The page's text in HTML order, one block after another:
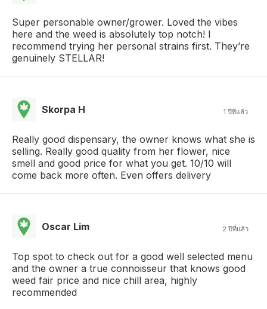
Super personable owner/grower. Loved the vibes
here and the weed is absolutely top notch! I
recommend trying her personal strains first. They’re
genuinely STELLAR!
Skorpa H 1 ปีที่แล้ว
Really good dispensary, the owner knows what she is
selling. Really good quality from her flower, nice
smell and good price for what you get. 10/10 will
come back more often. Even offers delivery
Oscar Lim 2 ปีที่แล้ว
Top spot to check out for a good well selected menu
and the owner a true connoisseur that knows good
weed fair price and nice chill area, highly
recommended